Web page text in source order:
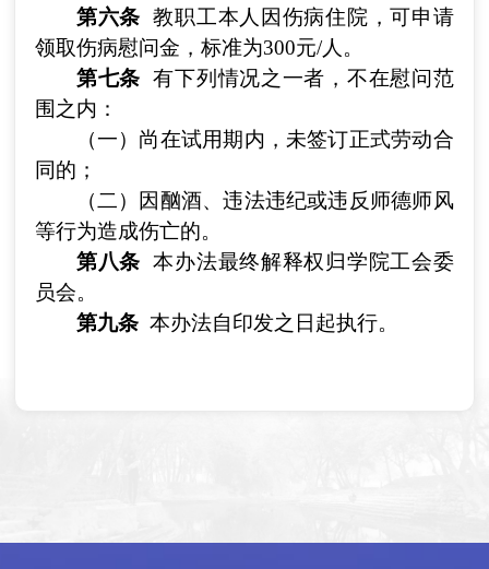
第六条 教职工本人因伤病住院，可申请
领取伤病慰问金，标准为300元/人。
第七条 有下列情况之一者，不在慰问范
围之内：
（一）尚在试用期内，未签订正式劳动合
同的；
（二）因酗酒、违法违纪或违反师德师风
等行为造成伤亡的。
第八条 本办法最终解释权归学院工会委
员会。
第九条本办法自印发之日起执行。